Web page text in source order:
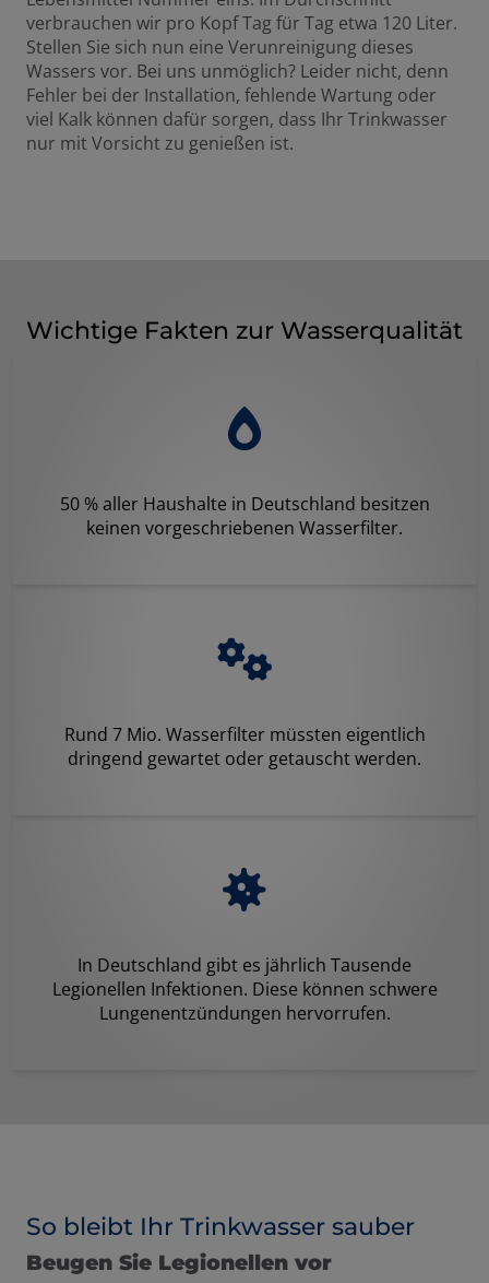
verbrauchen wir pro Kopf Tag für Tag etwa 120 Liter.
Stellen Sie sich nun eine Verunreinigung dieses
Wassers vor. Bei uns unmöglich? Leider nicht, denn
Fehler bei der Installation, fehlende Wartung oder
viel Kalk können dafür sorgen, dass Ihr Trinkwasser
nur mit Vorsicht zu genießen ist.
Wichtige Fakten zur Wasserqualität
50 % aller Haushalte in Deutschland besitzen
keinen vorgeschriebenen Wasserfilter.
Rund 7 Mio. Wasserfilter müssten eigentlich
dringend gewartet oder getauscht werden.
In Deutschland gibt es jährlich Tausende
Legionellen Infektionen. Diese können schwere
Lungenentzündungen hervorrufen.
So bleibt Ihr Trinkwasser sauber
Beugen Sie Legionellen vor